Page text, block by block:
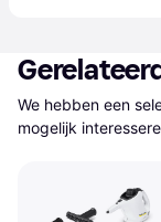
We hebben een
mogelijk